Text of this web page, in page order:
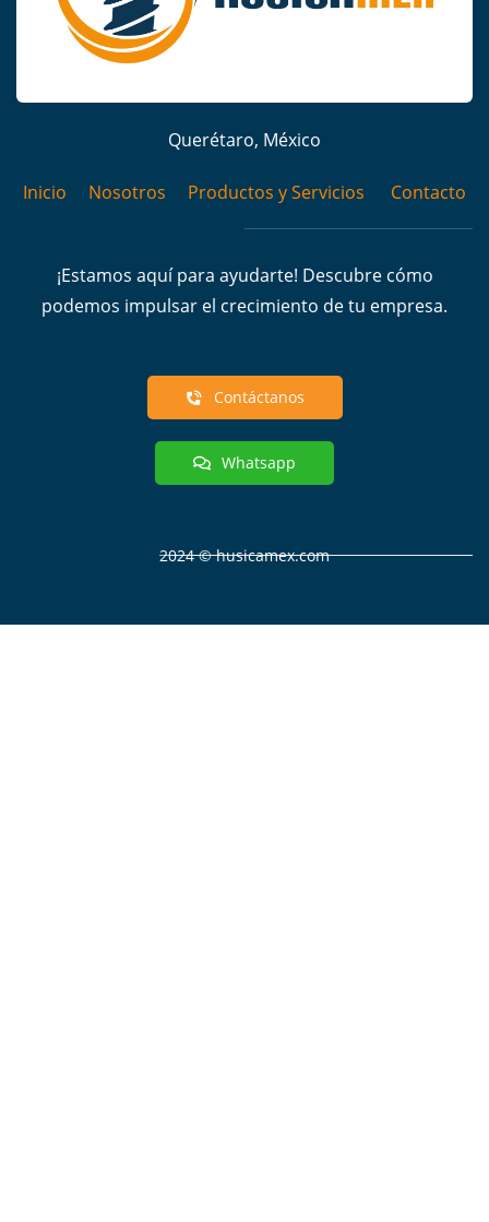
Querétaro, México
Inicio Nosotros Productos y Servicios Contacto
¡Estamos aquí para ayudarte! Descubre cómo
podemos impulsar el crecimiento de tu empresa.
Contáctanos
Whatsapp
2024 © husicamex.com